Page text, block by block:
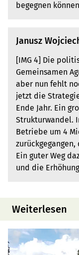
begegnen
Janusz
[IMG 4] Die
Gemeinsamen
aber nun fehlt
jetzt die
Ende Jahr. Ein
Strukturwandel.
Betriebe um 4
Ein guter Weg
und die
Weiterlesen